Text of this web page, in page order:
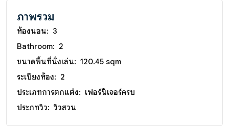
ภาพรวม
ห้องนอน: 3
Bathroom: 2
ขนาดพื้นที่นั่งเล่น: 120.45 sqm
ระเบียงห้อง: 2
ประเภทการตกแต่ง: เฟอร์นิเจอร์ครบ
ประภทวิว: วิวสวน